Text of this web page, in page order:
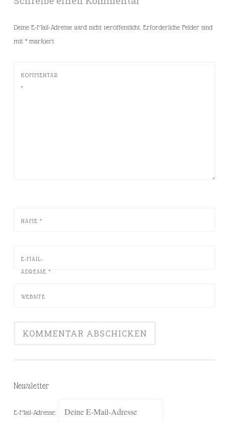
Deine E-Mail-Adresse wird nicht veröffentlicht. Erforderliche Felder sind
mit *markiert
KOMMENTAR
*
NAME *
E-MAIL-
ADRESSE *
WEBSITE
Newsletter
E-Mail-Adresse: